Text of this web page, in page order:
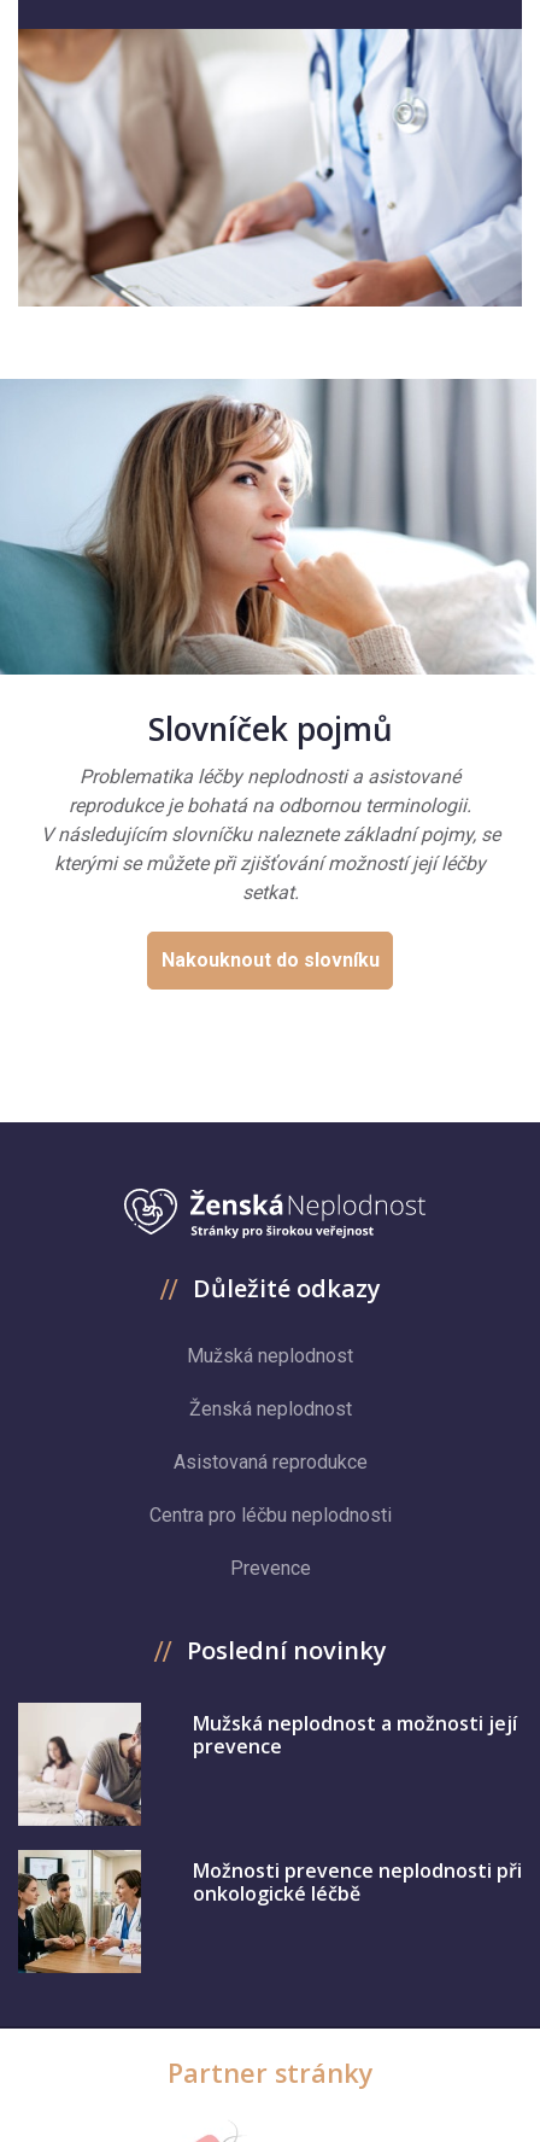
Slovníček pojmů
Problematika léčby neplodnosti a asistované
reprodukce je bohatá na odbornou terminologii.
V následujícím slovníčku naleznete základní pojmy, se
kterými se můžete při zjišťování možností její léčby
setkat.
Nakouknout do slovníku
Důležité odkazy
Mužská neplodnost
Ženská neplodnost
Asistovaná reprodukce
Centra pro léčbu neplodnosti
Prevence
Poslední novinky
Mužská neplodnost a možnosti její
prevence
Možnosti prevence neplodnosti při
onkologické léčbě
Partner stránky